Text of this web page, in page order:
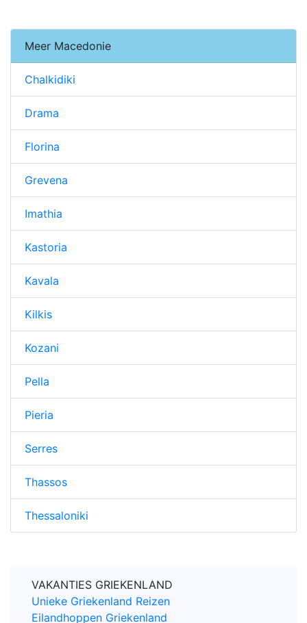
Meer Macedonie
Chalkidiki
Drama
Florina
Grevena
Imathia
Kastoria
Kavala
Kilkis
Kozani
Pella
Pieria
Serres
Thassos
Thessaloniki
VAKANTIES GRIEKENLAND
Unieke Griekenland Reizen
Eilandhoppen Griekenland